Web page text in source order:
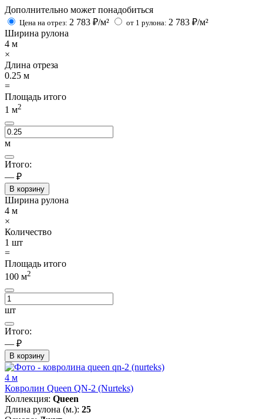
Дополнительно может понадобиться
Цена на отрез: 2 783 ₽/м² от 1 рулона: 2 783 ₽/м²
Ширина рулона
4 м
×
Длина отреза
0.25 м
=
Площадь итого
1 м2
м
Итого:
— ₽
В корзину
Ширина рулона
4 м
×
Количество
1 шт
=
Площадь итого
100 м2
шт
Итого:
— ₽
В корзину
4 м
Ковролин Queen QN-2 (Nurteks)
Коллекция: Queen
Длина рулона (м.): 25